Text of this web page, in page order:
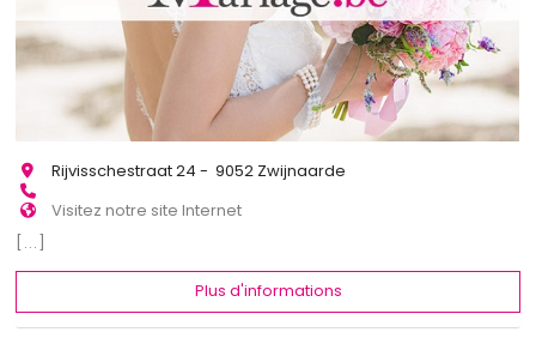
Rijvisschestraat 24 - 9052 Zwijnaarde
Visitez notre site Internet
[...]
Plus d'informations